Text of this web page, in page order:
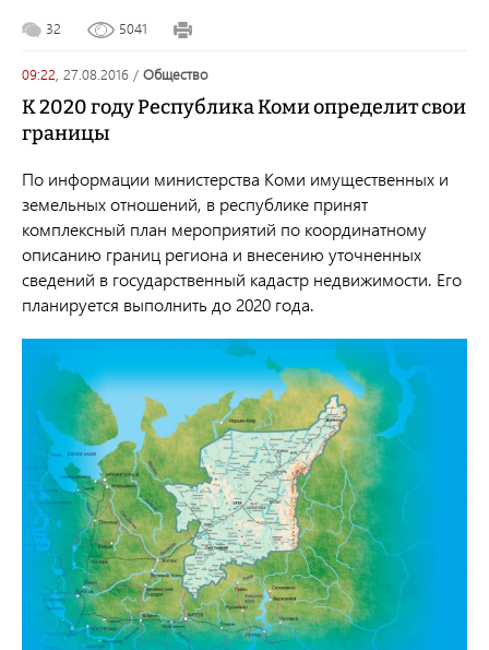
32 5041
09:22, 27.08.2016 / общество
К 2020 году Республика Коми определит свои
границы
По информации министерства Коми имущественных и
земельных отношений, в республике принят
комплексный план мероприятий по координатному
описанию границ региона и внесению уточненных
сведений в государственный кадастр недвижимости. Его
планируется выполнить до 2020 года.